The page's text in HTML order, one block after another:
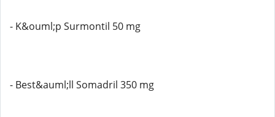
- K&ouml;p Surmontil 50 mg
- Best&auml;ll Somadril 350 mg